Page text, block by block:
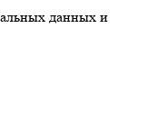
данных и